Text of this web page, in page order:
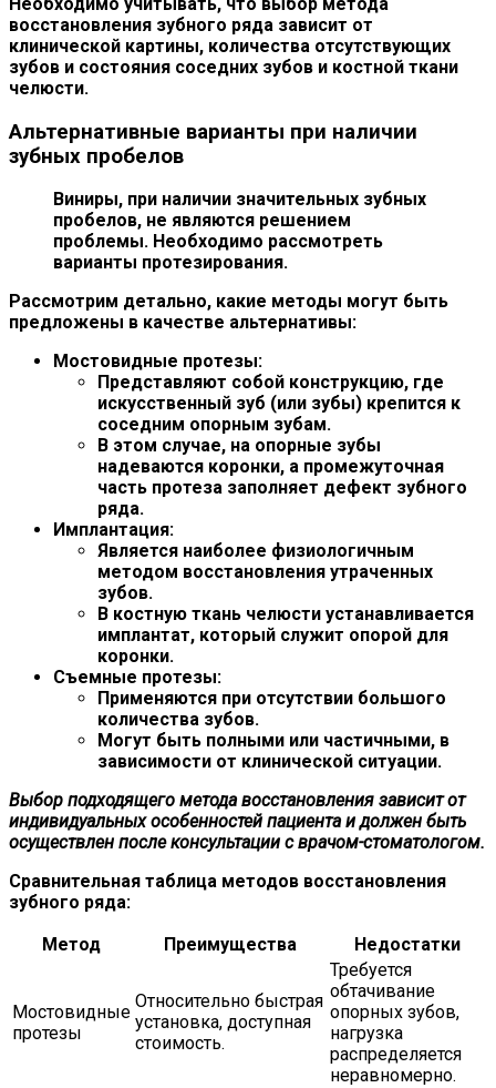
восстановления зубного ряда зависит от
клинической картины, количества отсутствующих
зубов и состояния соседних зубов и костной ткани
челюсти.
Альтернативные варианты при наличии
зубных пробелов
Виниры, при наличии значительных зубных
пробелов, не являются решением
проблемы. Необходимо рассмотреть
варианты протезирования.
Рассмотрим детально, какие методы могут быть
предложены в качестве альтернативы:
Мостовидные протезы:
Представляют собой конструкцию, где
искусственный зуб (или зубы) крепится к
соседним опорным зубам.
В этом случае, на опорные зубы
надеваются коронки, а промежуточная
часть протеза заполняет дефект зубного
ряда.
Имплантация:
Является наиболее физиологичным
методом восстановления утраченных
зубов.
В костную ткань челюсти устанавливается
имплантат, который служит опорой для
коронки.
Съемные протезы:
Применяются при отсутствии большого
количества зубов.
Могут быть полными или частичными, в
зависимости от клинической ситуации.
Выбор подходящего метода восстановления зависит от
индивидуальных особенностей пациента и должен быть
осуществлен после консультации с врачом-стоматологом.
Сравнительная таблица методов восстановления
зубного ряда:
Метод
Преимущества Недостатки
Мостовидные
протезы
Относительно быстрая
установка, доступная
стоимость.
Требуется
обтачивание
опорных зубов,
нагрузка
распределяется
неравномерно.